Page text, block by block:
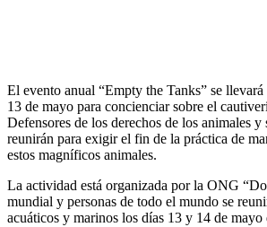
El evento anual “Empty the Tanks” se
13 de mayo para concienciar sobre el
Defensores de los derechos de los animales y
reunirán para exigir el fin de la práctica de
estos magníficos animales.
La actividad está organizada por la ONG
mundial y personas de todo el mundo se
acuáticos y marinos los días 13 y 14 de mayo